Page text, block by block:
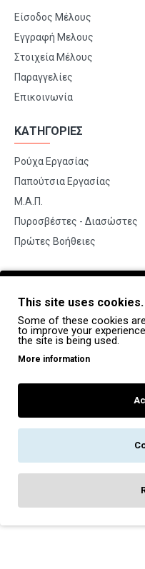
Είσοδος Μέλους
Εγγραφή Μελους
Στοιχεία Μέλους
Παραγγελίες
Επικοινωνία
ΚΑΤΗΓΟΡΙΕΣ
Ρούχα Εργασίας
Παπούτσια Εργασίας
Μ.Α.Π.
Πυροσβέστες - Διασώστες
Πρώτες Βοήθειες
BRANDS
Payper
Dike
Coverguard
Portwest
Exena
This site uses cookies.
Some of these cookies
to improve your
the site is being used.
More information